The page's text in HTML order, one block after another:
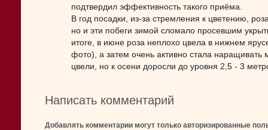
подтвердил эффективность такого приёма.
В год посадки, из-за стремления к цветению,
но и эти побеги зимой сломало просевшим
итоге, в июне роза неплохо цвела в нижнем
фото), а затем очень активно стала
цвели, но к осени доросли до уровня 2,5 - 3
Написать комментарий
Добавлять комментарии могут только авторизированные